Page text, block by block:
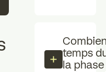
temps
la phase